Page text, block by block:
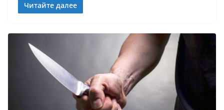
Читайте далее